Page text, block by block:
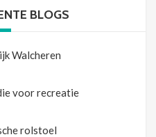
BLOGS
Walcheren
voor recreatie
rolstoel